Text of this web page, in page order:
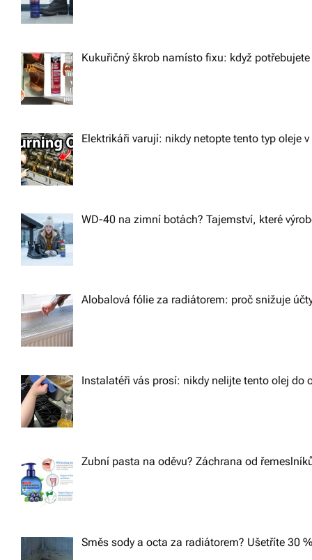
Kukuřičný škrob namísto fixu: když
Elektrikáři varují: nikdy netopte tento typ oleje v
WD-40 na zimní botách? Tajemství, které
Alobalová fólie za radiátorem: proč snižuje
Instalatéři vás prosí: nikdy nelijte tento olej do
Zubní pasta na oděvu? Záchrana od
Směs sody a octa za radiátorem? Ušetříte 30